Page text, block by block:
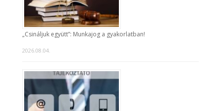
„Csináljuk együtt”: Munkajog a gyakorlatban!
2026.08.04.